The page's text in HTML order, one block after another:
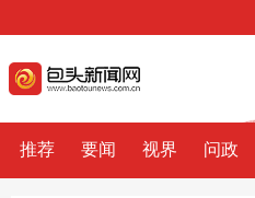
推荐 要闻 视界 问政